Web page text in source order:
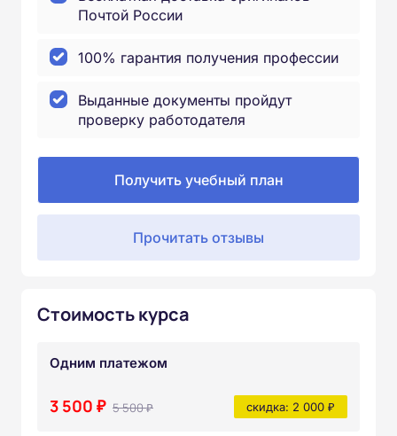
Почтой России
100% гарантия получения профессии
Выданные документы пройдут
проверку работодателя
Получить учебный план
Прочитать отзывы
Стоимость курса
Одним платежом
3 500 ₽ 5 500 ₽ скидка: 2 000 ₽